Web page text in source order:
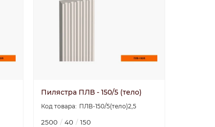
Пилястра ПЛВ - 150/5 (тело)
ПЛВ-150/5(тело)2,5
2500 40
150